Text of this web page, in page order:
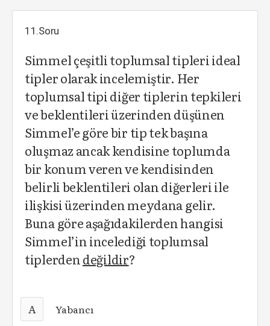
11.Soru
Simmel çeşitli toplumsal tipleri ideal
tipler olarak incelemiştir. Her
toplumsal tipi diğer tiplerin tepkileri
ve beklentileri üzerinden düşünen
Simmel’e göre bir tip tek başına
oluşmaz ancak kendisine toplumda
bir konum veren ve kendisinden
belirli beklentileri olan diğerleri ile
ilişkisi üzerinden meydana gelir.
Buna göre aşağıdakilerden hangisi
Simmel’in incelediği toplumsal
tiplerdendeğildir?
A Yabancı